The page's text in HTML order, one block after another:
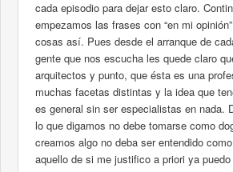
cada episodio para dejar esto claro.
empezamos las frases con “en mi
cosas así. Pues desde el arranque de
gente que nos escucha les quede claro
arquitectos y punto, que ésta es una
muchas facetas distintas y la idea que
es general sin ser especialistas en nada.
lo que digamos no debe tomarse como
creamos algo no deba ser entendido
aquello de si me justifico a priori ya